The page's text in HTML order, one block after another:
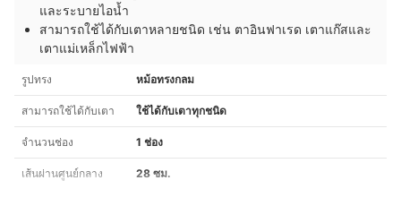
และระบายไอน้ำ
สามารถใช้ได้กับเตาหลายชนิด เช่น ตาอินฟาเรด เตาแก๊สและ
เตาแม่เหล็กไฟฟ้า
รูปทรง หม้อทรงกลม
สามารถใช้ได้กับเตา ใช้ได้กับเตาทุกชนิด
จำนวนช่อง 1 ช่อง
เส้นผ่านศูนย์กลาง 28 ซม.